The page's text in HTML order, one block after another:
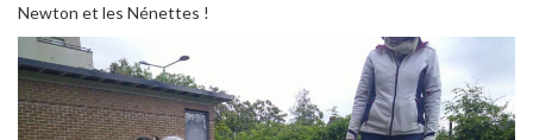
Newton et les Nénettes !